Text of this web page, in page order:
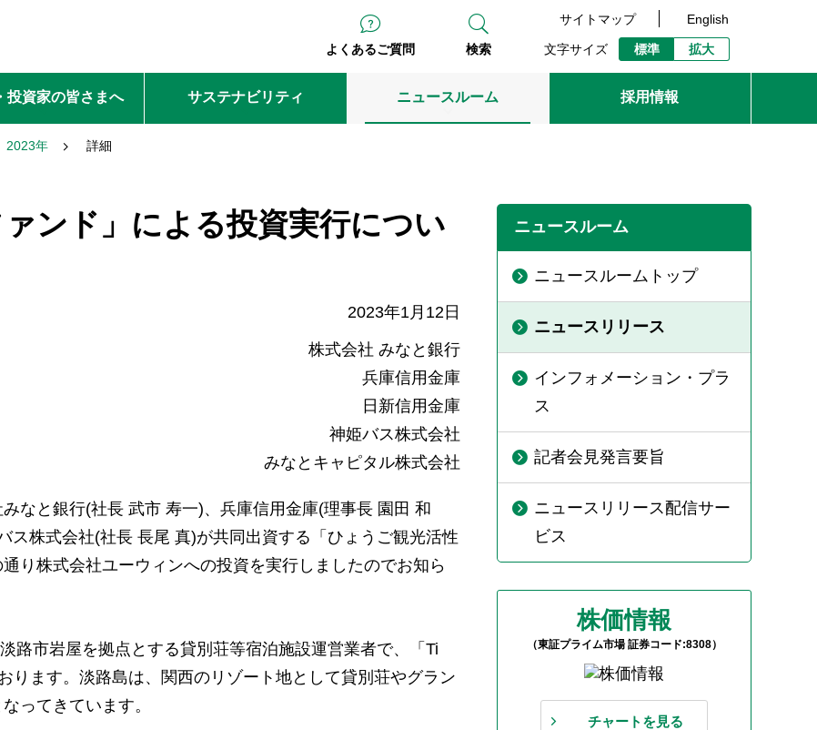
よくあるご質問 検索
サイトマップ English
文字サイズ 標準 拡大
投資家の皆さまへ サステナビリティ ニュースルーム 採用情報
2023年 詳細
ァンド」による投資実行につい
2023年1月12日
株式会社 みなと銀行
兵庫信用金庫
日新信用金庫
神姫バス株式会社
みなとキャピタル株式会社
なと銀行(社長 武市 寿一)、兵庫信用金庫(理事長 園田 和
ス株式会社(社長 長尾 真)が共同出資する「ひょうご観光活性
り株式会社ユーウィンへの投資を実行しましたのでお知ら
路市岩屋を拠点とする貸別荘等宿泊施設運営業者で、「Ti
ります。淡路島は、関西のリゾート地として貸別荘やグラン
ってきています。
ニュースルーム
ニュースルームトップ
ニュースリリース
インフォメーション・プラ
ス
記者会見発言要旨
ニュースリリース配信サー
ビス
株価情報
（東証プライム市場 証券コード:8308）
チャートを見る